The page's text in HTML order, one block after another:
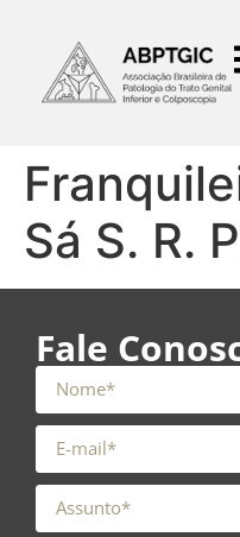
Sá S. R.
Fale